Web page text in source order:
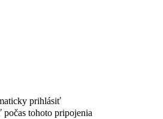
prihlásiť
tohoto pripojenia